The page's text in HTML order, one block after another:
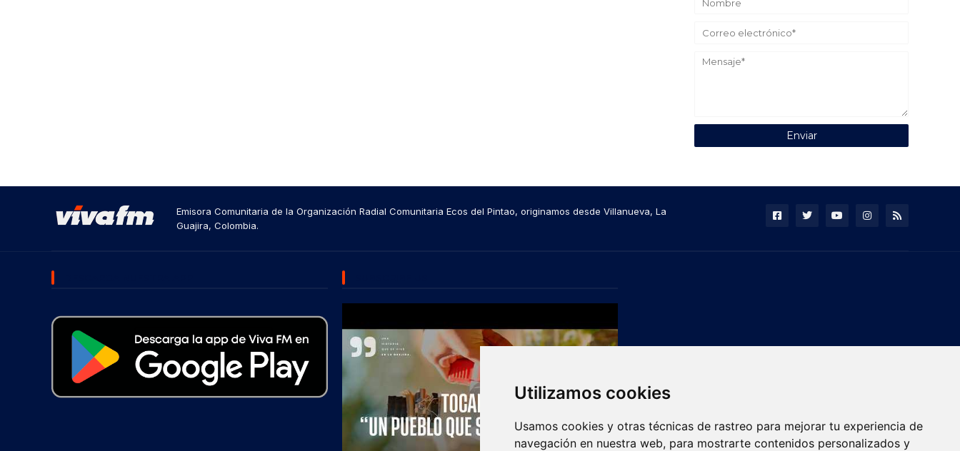
Utilizamos cookies
Usamos cookies y otras técnicas de rastreo para mejorar tu experiencia de
navegación en nuestra web, para mostrarte contenidos personalizados y
Emisora Comunitaria de la Organización Radial Comunitaria Ecos del Pintao, originamos desde Villanueva, La
Guajira, Colombia.